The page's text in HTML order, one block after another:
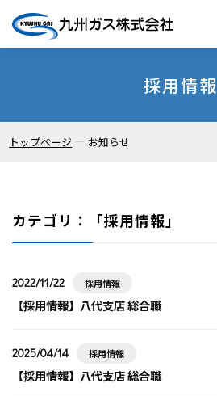
採用情報
トップページ お知らせ
カテゴリ：「採用情報」
2022/11/22 採用情報
【採用情報】八代支店 総合職
2025/04/14 採用情報
【採用情報】八代支店 総合職